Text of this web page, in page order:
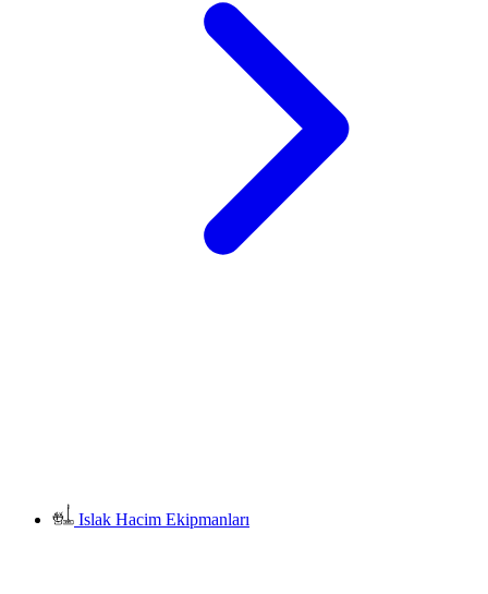
Islak Hacim Ekipmanları